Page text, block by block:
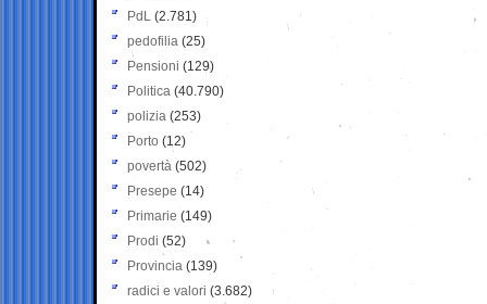
PdL (2.781)
pedofilia (25)
Pensioni (129)
Politica (40.790)
polizia (253)
Porto (12)
povertà (502)
Presepe (14)
Primarie (149)
Prodi (52)
Provincia (139)
radici e valori (3.682)